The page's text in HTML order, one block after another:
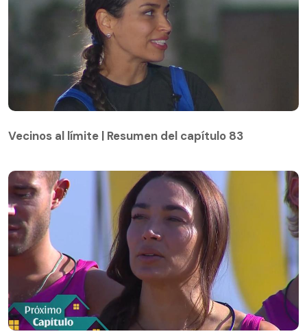
Vecinos al límite | Resumen del capítulo 83